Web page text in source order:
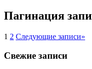
Пагинация
1 2 Следующие записи»
Свежие записи